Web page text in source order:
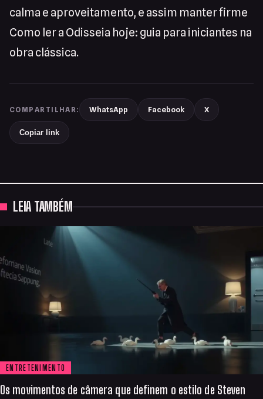
calma e aproveitamento, e assim manter firme
Como ler a Odisseia hoje: guia para iniciantes na
obra clássica.
COMPARTILHAR: WhatsApp Facebook X
Copiar link
LEIA TAMBÉM
ENTRETENIMENTO
Os movimentos de câmera que definem o estilo de Steven